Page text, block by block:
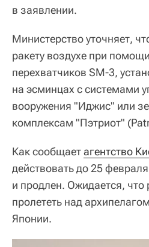
в заявлении.
Министерство уточняет,
ракету воздухе при
перехватчиков SM-3,
на эсминцах с системами
вооружения "Иджис" или
комплексам "Пэтриот"
Как сообщаетагентство
действовать до 25
и продлен. Ожидается, что
пролететь над
Японии.